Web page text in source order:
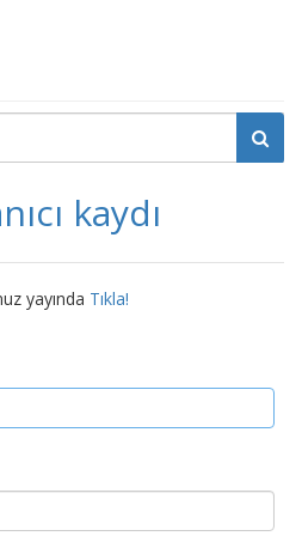
kaydı
yayında Tıkla!